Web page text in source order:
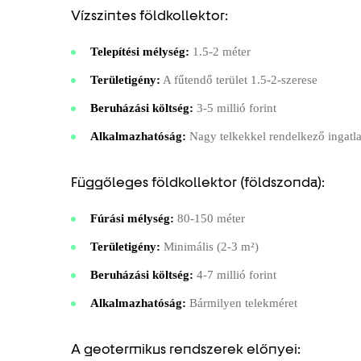
Vízszintes földkollektor:
Telepítési mélység: 1.5-2 méter
Területigény: A fűtendő terület 1.5-2-szerese
Beruházási költség: 3-5 millió forint
Alkalmazhatóság: Nagy telkekkel rendelkező
Függőleges földkollektor (földszonda):
Fúrási mélység: 80-150 méter
Területigény: Minimális (2-3 m²)
Beruházási költség: 4-7 millió forint
Alkalmazhatóság: Bármilyen telekméret
A geotermikus rendszerek előnyei: